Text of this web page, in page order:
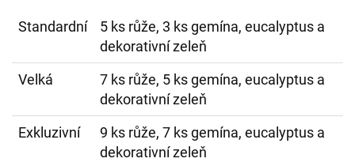
Standardní
5 ks růže, 3 ks gemína, eucalyptus a
dekorativní zeleň
Velká
7 ks růže, 5 ks gemína, eucalyptus a
dekorativní zeleň
Exkluzivní
9 ks růže, 7 ks gemína, eucalyptus a
dekorativní zeleň